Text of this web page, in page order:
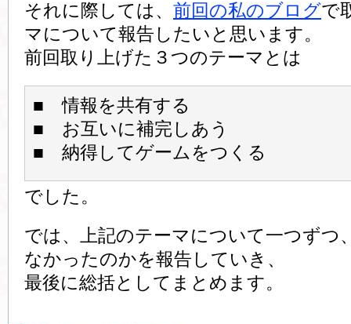
それに際しては、 前回の私のブログで
マについて報告したいと思います。
前回取り上げた３つのテーマとは
■ 情報を共有する
■ お互いに補完しあう
■ 納得してゲームをつくる
でした。
では、上記のテーマについて一つずつ
なかったのかを報告していき、
最後に総括としてまとめます。